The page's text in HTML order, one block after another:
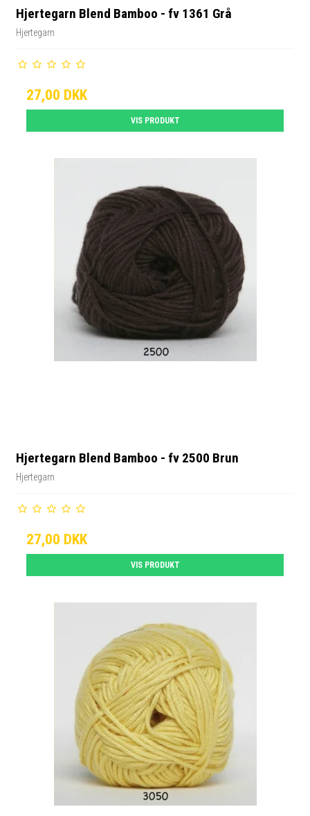
Hjertegarn Blend Bamboo - fv 1361 Grå
Hjertegarn
27,00 DKK
VIS PRODUKT
Hjertegarn Blend Bamboo - fv 2500 Brun
Hjertegarn
27,00 DKK
VIS PRODUKT